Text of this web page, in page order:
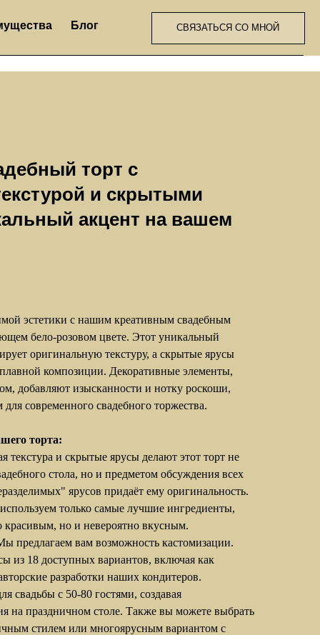
СВЯЗАТЬСЯ СО МНОЙ
торт с
и скрытыми
акцент на вашем
эстетики с нашим креативным свадебным
бело-розовом цвете. Этот уникальный
оригинальную текстуру, а скрытые ярусы
композиции. Декоративные элементы,
добавляют изысканности и нотку роскоши,
современного свадебного торжества.
торта:
текстура и скрытые ярусы делают этот торт не
стола, но и предметом обсуждения всех
ярусов придаёт ему оригинальность.
только самые лучшие ингредиенты,
красивым, но и невероятно вкусным.
предлагаем вам возможность кастомизации.
из 18 доступных вариантов, включая как
разработки наших кондитеров.
свадьбы с 50-80 гостями, создавая
на праздничном столе. Также вы можете выбрать
стилем или многоярусным вариантом с